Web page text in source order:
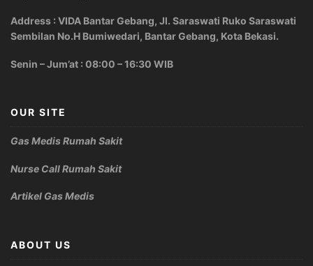
Address : VIDA Bantar Gebang, Jl. Saraswati Ruko Saraswati
Sembilan No.H Bumiwedari, Bantar Gebang, Kota Bekasi.
Senin – Jum’at : 08:00 – 16:30 WIB
OUR SITE
Gas Medis Rumah Sakit
Nurse Call Rumah Sakit
Artikel Gas Medis
ABOUT US